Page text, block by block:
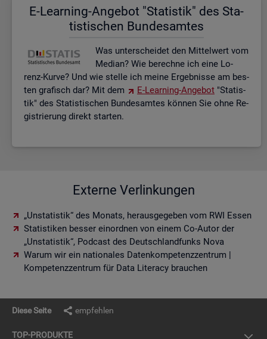
E-Lear­ning-An­ge­bot "Sta­tis­tik" des Sta­
tis­ti­schen Bun­des­am­tes
Was un­ter­schei­det den Mit­tel­wert vom
Me­di­an? Wie be­rech­ne ich eine Lo­
renz-Kurve? Und wie stel­le ich meine Er­geb­nis­se am bes­
ten gra­fisch dar? Mit dem
E-Lear­ning-An­ge­bot "Sta­tis­
tik" des Sta­tis­ti­schen Bun­des­am­tes kön­nen Sie ohne Re­
gis­trie­rung di­rekt star­ten.
Externe Verlinkungen
„Unstatistik“ des Monats, herausgegeben vom RWI Essen
Statistiken besser einordnen von einem Co-Autor der
„Unstatistik“, Podcast des Deutschlandfunks Nova
Warum wir ein nationales Datenkompetenzzentrum |
Kompetenzzentrum für Data Literacy brauchen
Diese Seite empfehlen
TOP-PRO­DUK­TE